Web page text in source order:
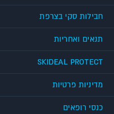
חבילות סקי בצרפת
תנאים ואחריות
SKIDEAL PROTECT
מדיניות פרטיות
כנסי רופאים